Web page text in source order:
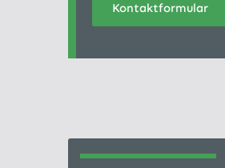
Kontaktformular